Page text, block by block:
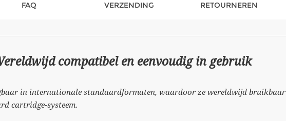
FAQ VERZENDING RETOURNEREN
compatibel en eenvoudig in gebruik
in internationale standaardformaten, waardoor ze wereldwijd bruikbaar
cartridge-systeem.